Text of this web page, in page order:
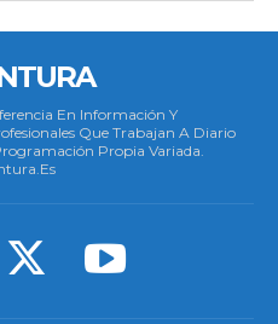
En Información Y
Que Trabajan A Diario
Propia Variada.